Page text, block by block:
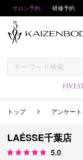
サロン予約 研修予約
トップ アンケート
LAÉSSE千葉店
5.0